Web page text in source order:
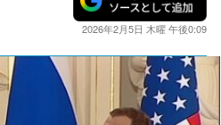
2026年2月5日 木曜 午後0:09